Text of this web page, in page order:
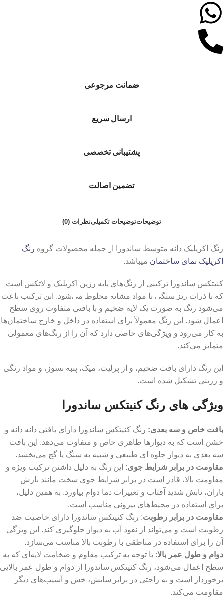
ضمانت مرجوعی
ارسال سریع
پشتیبانی تخصصی
تضمین اصالت
توضیحاتتوضیحات تکمیلینظرات (0)
رنگ اکریلیک دانه متوسط ساندورا از جمله محصولات گروه رنگ
اکریلیک نمای ساختمان میباشد.
کنیتکس ساندورا ترکیبی از رنگ‌های پایه رزین اکریلیک و لاتکس است
که با ذرات ریز سنگی یا مواد مشابه مخلوط می‌شود. این ترکیب باعث
می‌شود رنگ به صورت یک لایه ضخیم و با بافتی متفاوت روی سطح
اعمال شود. این رنگ معمولاً برای استفاده در داخل و خارج ساختمان‌ها
به کار می‌رود و ویژگی‌های خاصی دارد که آن را از رنگ‌های معمولی
متمایز می‌کند.
این رنگ دارای بافت ضخیم، و از پرلیت، میک، پنبه نسوز، و مواد رنگی
و رزینی تشکیل شده است.
ویژگی های رنگ کنیتکس ساندورا
بافت خاص و سه بعدی: رنگ کنیتکس ساندورا دارای بافتی دانه‌ دانه و
خشن است که به دیوارها ظاهری خاص و متفاوت می‌دهد. این بافت
سه‌ بعدی به دیوار جلوه ‌ای طبیعی و شبیه به سنگ یا گچ می‌بخشد.
مقاومت در برابر شرایط جوی: این رنگ به دلیل داشتن ترکیب ویژه و
مقاومت بالا، قادر است در برابر شرایط جوی سخت مانند بارش
باران، تابش شدید آفتاب و تغییرات دما دوام بیاورد. به همین دلیل،
برای استفاده در محیط‌های بیرونی مناسب است.
مقاومت در برابر رطوبت: رنگ کنیتکس ساندورا دارای خاصیت ضد
رطوبت است و می‌تواند از نفوذ آب به دیوار جلوگیری کند. این ویژگی
آن را برای استفاده در مناطقی با رطوبت بالا مناسب می‌سازد.
دوام و طول عمر بالا: با توجه به ترکیب مقاوم و ضخامت لایه‌ای که به
سطح اعمال می‌شود، رنگ کنیتکس ساندورا از دوام و طول عمر بالایی
برخوردار است و به راحتی در برابر سایش، خش و آسیب‌های دیگر
مقاومت می‌کند.